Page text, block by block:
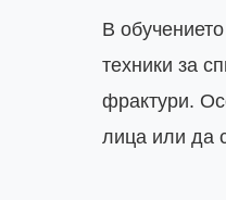
В
техники за
фрактури.
лица или да